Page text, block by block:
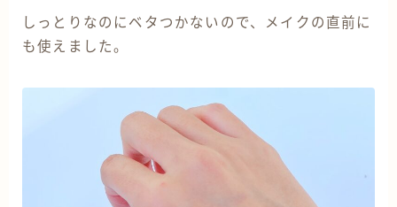
しっとりなのにベタつかないので、メイクの直前に
も使えました。